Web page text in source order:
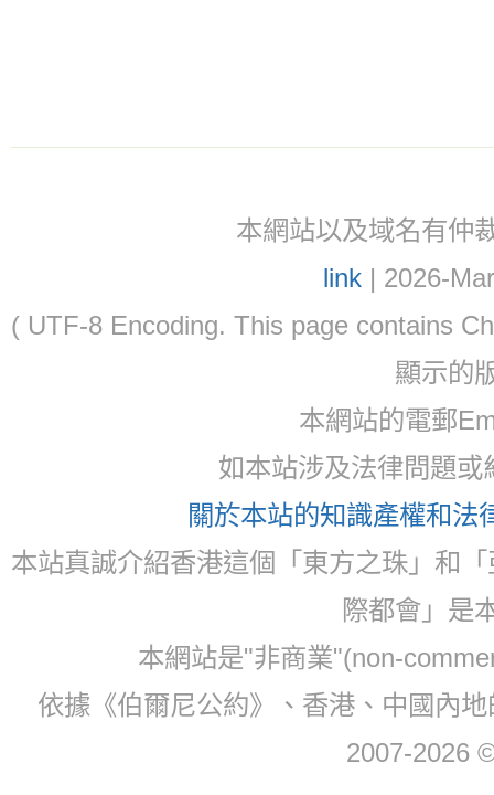
本網站以及域名有仲
link| 2026-
( UTF-8 Encoding. This page contains
顯示的
本網站的電郵
如本站涉及法律問題
關於本站的知識產權和法
本站真誠介紹香港這個「東方之珠」和
際都會」是
本網站是"非商業"(non-
依據《伯爾尼公約》、香港、中國內
2007-2026